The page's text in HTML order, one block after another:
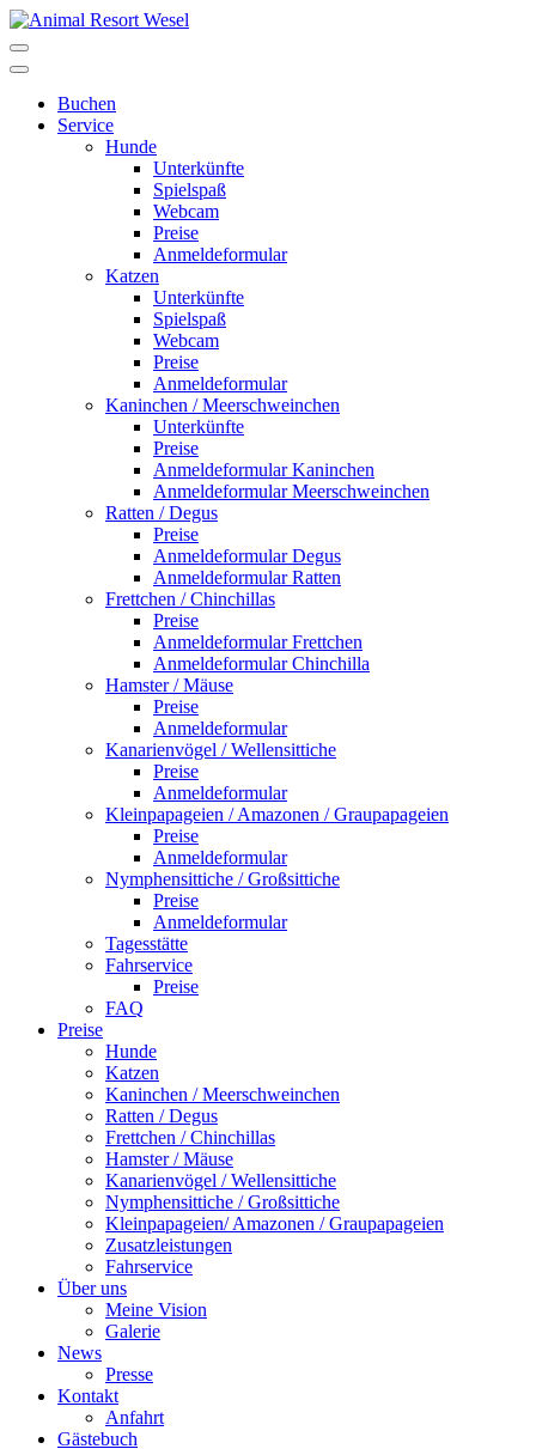
Buchen
Service
Hunde
Unterkünfte
Spielspaß
Webcam
Preise
Anmeldeformular
Katzen
Unterkünfte
Spielspaß
Webcam
Preise
Anmeldeformular
Kaninchen / Meerschweinchen
Unterkünfte
Preise
Anmeldeformular Kaninchen
Anmeldeformular Meerschweinchen
Ratten / Degus
Preise
Anmeldeformular Degus
Anmeldeformular Ratten
Frettchen / Chinchillas
Preise
Anmeldeformular Frettchen
Anmeldeformular Chinchilla
Hamster / Mäuse
Preise
Anmeldeformular
Kanarienvögel / Wellensittiche
Preise
Anmeldeformular
Kleinpapageien / Amazonen / Graupapageien
Preise
Anmeldeformular
Nymphensittiche / Großsittiche
Preise
Anmeldeformular
Tagesstätte
Fahrservice
Preise
FAQ
Preise
Hunde
Katzen
Kaninchen / Meerschweinchen
Ratten / Degus
Frettchen / Chinchillas
Hamster / Mäuse
Kanarienvögel / Wellensittiche
Nymphensittiche / Großsittiche
Kleinpapageien/ Amazonen / Graupapageien
Zusatzleistungen
Fahrservice
Über uns
Meine Vision
Galerie
News
Presse
Kontakt
Anfahrt
Gästebuch